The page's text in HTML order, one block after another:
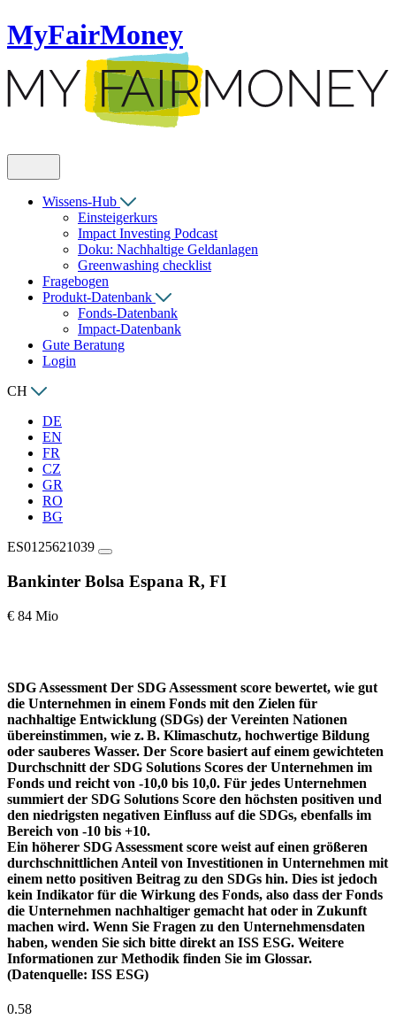
MyFairMoney
Wissens-Hub
Einsteigerkurs
Impact Investing Podcast
Doku: Nachhaltige Geldanlagen
Greenwashing checklist
Fragebogen
Produkt-Datenbank
Fonds-Datenbank
Impact-Datenbank
Gute Beratung
Login
CH
DE
EN
FR
CZ
GR
RO
BG
ES0125621039
Bankinter Bolsa Espana R, FI
€ 84 Mio
SDG Assessment Der SDG Assessment score bewertet, wie gut
die Unternehmen in einem Fonds mit den Zielen für
nachhaltige Entwicklung (SDGs) der Vereinten Nationen
übereinstimmen, wie z. B. Klimaschutz, hochwertige Bildung
oder sauberes Wasser. Der Score basiert auf einem gewichteten
Durchschnitt der SDG Solutions Scores der Unternehmen im
Fonds und reicht von -10,0 bis 10,0. Für jedes Unternehmen
summiert der SDG Solutions Score den höchsten positiven und
den niedrigsten negativen Einfluss auf die SDGs, ebenfalls im
Bereich von -10 bis +10.
Ein höherer SDG Assessment score weist auf einen größeren
durchschnittlichen Anteil von Investitionen in Unternehmen mit
einem netto positiven Beitrag zu den SDGs hin. Dies ist jedoch
kein Indikator für die Wirkung des Fonds, also dass der Fonds
die Unternehmen nachhaltiger gemacht hat oder in Zukunft
machen wird. Wenn Sie Fragen zu den Unternehmensdaten
haben, wenden Sie sich bitte direkt an ISS ESG. Weitere
Informationen zur Methodik finden Sie im Glossar.
(Datenquelle: ISS ESG)
0.58